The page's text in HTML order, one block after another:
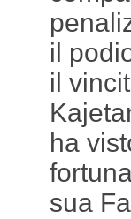
il
il
ha
sua